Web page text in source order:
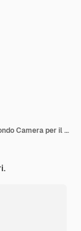
Ufficio moderno del boss interior design sfondo Camera per il lavoro con sedie tavolo con monitor di computer armadio con libri e documenti piante tv